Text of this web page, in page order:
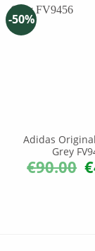
-50%
Adidas
Grey
€90.00 €